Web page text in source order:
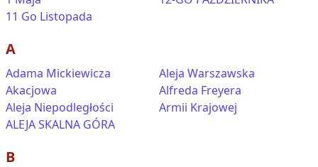
11 Go Listopada
A
Adama Mickiewicza
Akacjowa
Aleja Niepodległości
ALEJA SKALNA GÓRA
Aleja Warszawska
Alfreda Freyera
Armii Krajowej
B